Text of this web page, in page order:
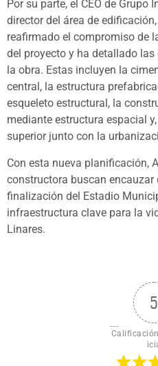
Por su parte, el CEO de Grupo
director del área de
reafirmado el compromiso de
del proyecto y ha detallado
la obra. Estas incluyen la
central, la estructura
esqueleto estructural, la
mediante estructura espacial
superior junto con la
Con esta nueva planificación,
constructora buscan
finalización del Estadio
infraestructura clave para la
Linares.
5